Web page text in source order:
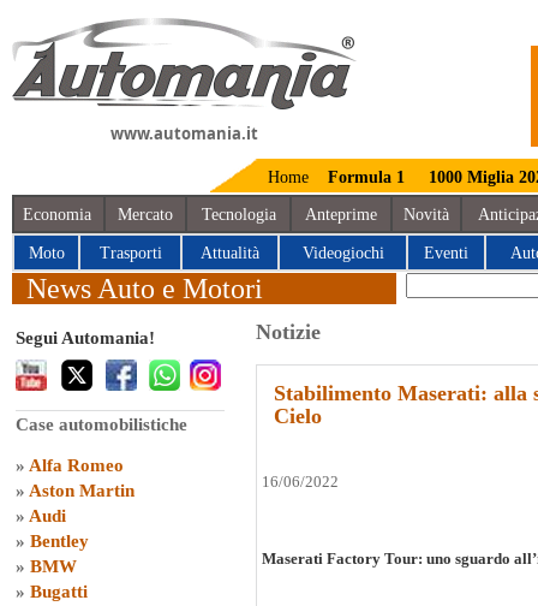
www.automania.it
Home Formula 1 1000 Miglia
Economia Mercato Tecnologia Anteprime Novità
Moto Trasporti Attualità Videogiochi Eventi
News Auto e Motori
Segui Automania!
Case automobilistiche
» Alfa Romeo
» Aston Martin
» Audi
» Bentley
» BMW
» Bugatti
Notizie
Stabilimento Maserati: alla
Cielo
16/06/2022
Maserati Factory Tour: uno sguardo